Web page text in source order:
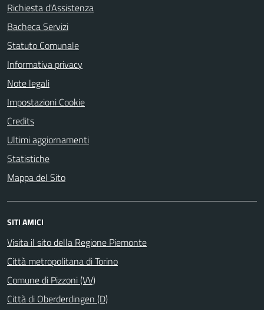
Richiesta d'Assistenza
Bacheca Servizi
Statuto Comunale
Informativa privacy
Note legali
Impostazioni Cookie
Credits
Ultimi aggiornamenti
Statistiche
Mappa del Sito
SITI AMICI
Visita il sito della Regione Piemonte
Città metropolitana di Torino
Comune di Pizzoni (VV)
Città di Oberderdingen (D)